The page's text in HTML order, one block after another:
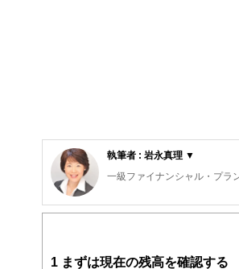
執筆者 : 岩永真理 ▼
一級ファイナンシャル・プラ
CFP®
横浜市出身、早稲田大学卒
CFP®として独立後は、個別
1 まずは現在の残高を確認する